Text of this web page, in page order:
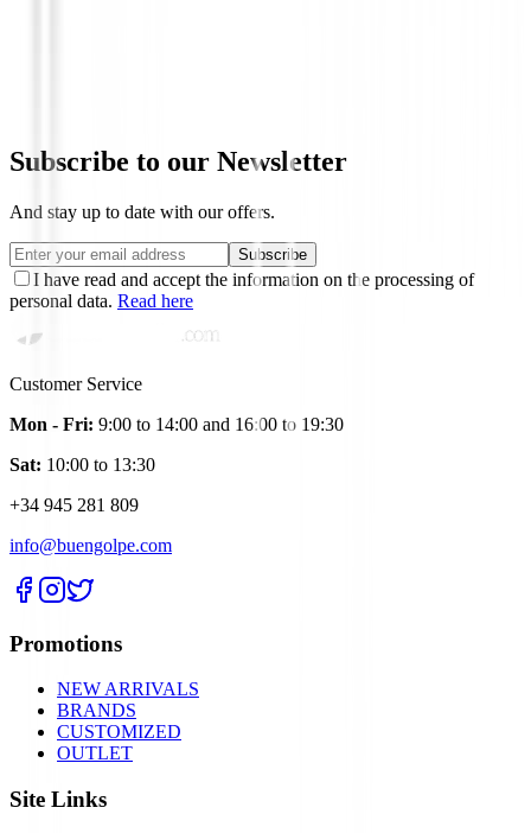
Subscribe to our Newsletter
And stay up to date with our offers.
Subscribe
I have read and accept the information on the processing of
personal data. Read here
Customer Service
Mon - Fri: 9:00 to 14:00 and 16:00 to 19:30
Sat: 10:00 to 13:30
+34 945 281 809
info@buengolpe.com
Promotions
NEW ARRIVALS
BRANDS
CUSTOMIZED
OUTLET
Site Links